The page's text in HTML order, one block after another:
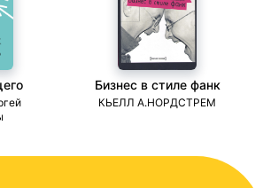
Бизнес в стиле фанк
КЬЕЛЛ А.НОРДСТРЕМ